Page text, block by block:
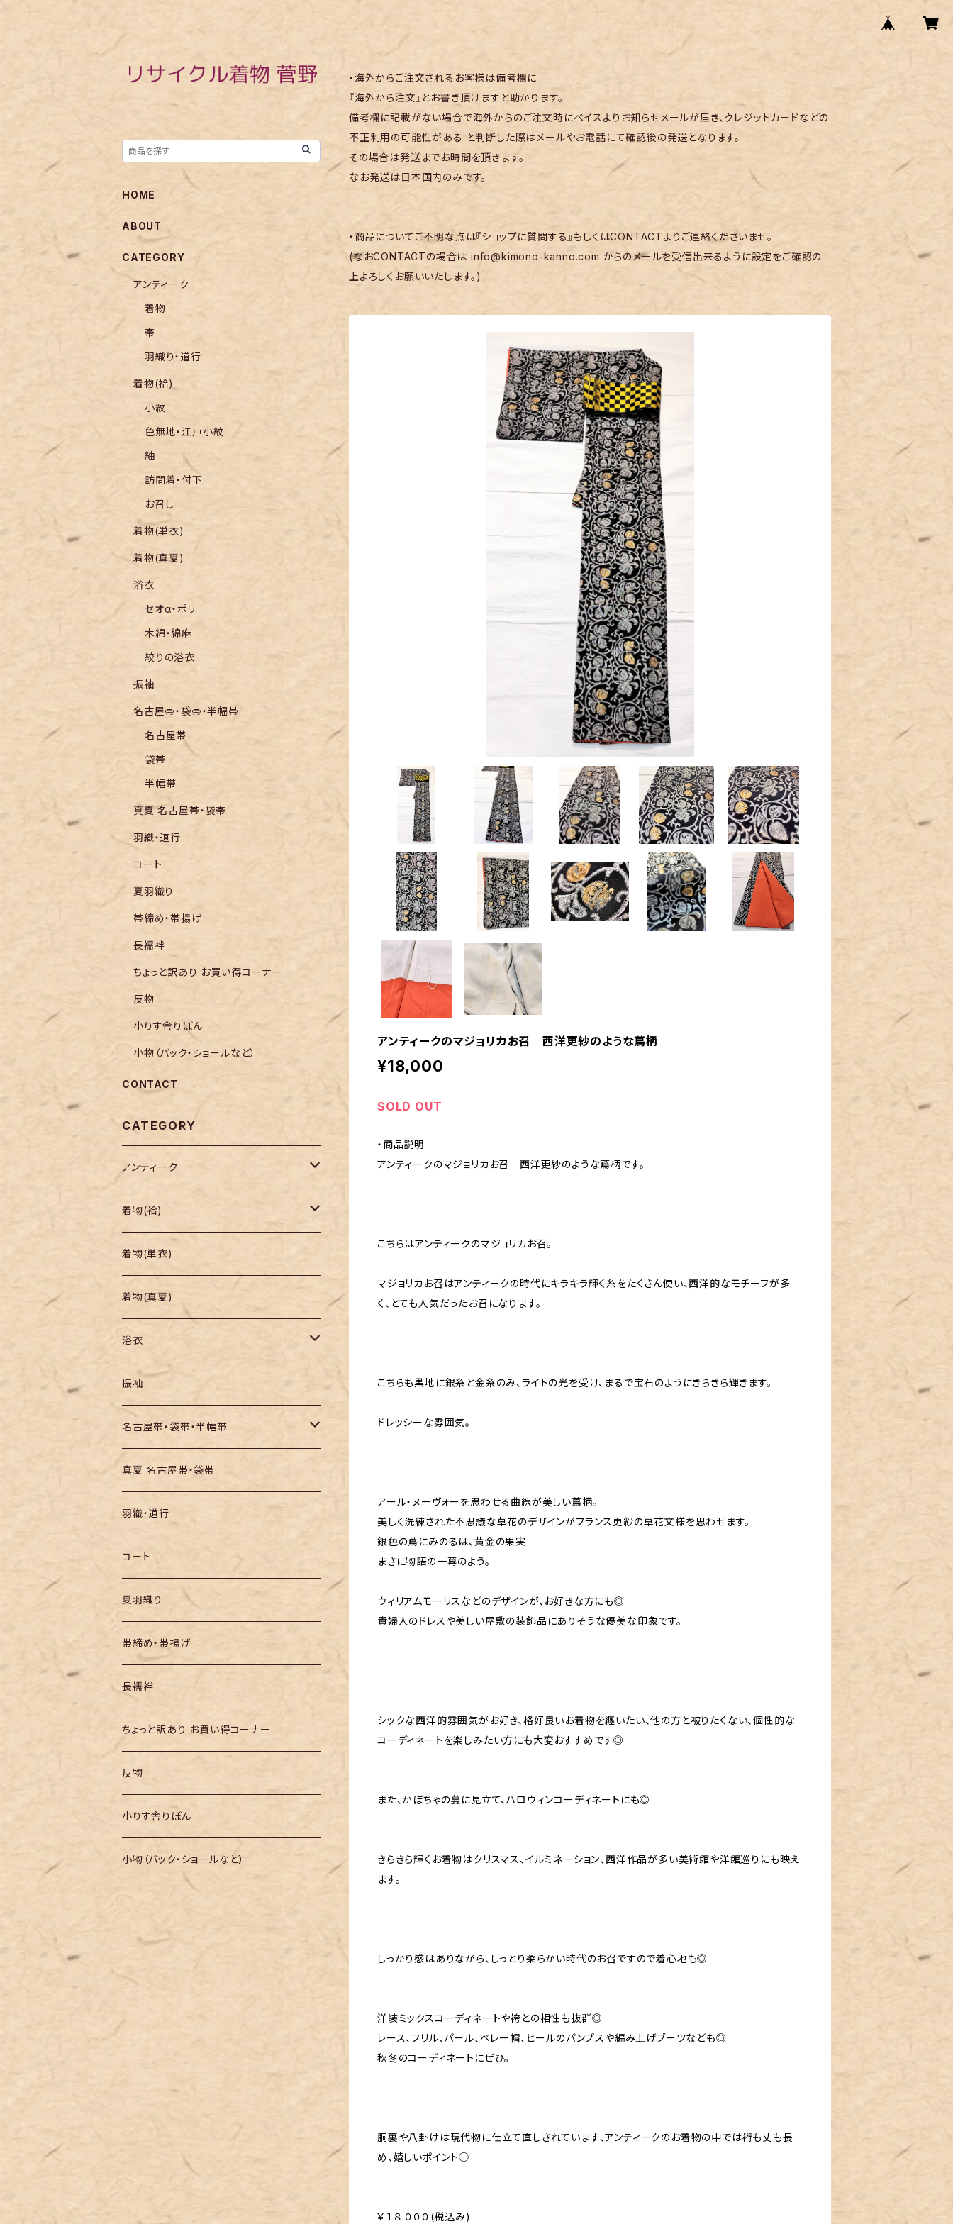
・海外からご注文されるお客様は備考欄に
『海外から注文』とお書き頂けますと助かります。
備考欄に記載がない場合で海外からのご注文時にベイスよりお知らせメールが届き、クレジットカードなどの
不正利用の可能性がある と判断した際はメールやお電話にて確認後の発送となります。
その場合は発送までお時間を頂きます。
なお発送は日本国内のみです。
・商品についてご不明な点は『ショップに質問する』もしくはCONTACTよりご連絡くださいませ。
(なおCONTACTの場合はinfo@kimono-kanno.com からのメールを受信出来るように設定をご確認の
上よろしくお願いいたします。)
アンティークのマジョリカお召 西洋更紗のような蔦柄
¥18,000
SOLD OUT
・商品説明
アンティークのマジョリカお召 西洋更紗のような蔦柄です。
こちらはアンティークのマジョリカお召。
マジョリカお召はアンティークの時代にキラキラ輝く糸をたくさん使い、西洋的なモチーフが多
く、とても人気だったお召になります。
こちらも黒地に銀糸と金糸のみ、ライトの光を受け、まるで宝石のようにきらきら輝きます。
ドレッシーな雰囲気。
アール・ヌーヴォーを思わせる曲線が美しい蔦柄。
美しく洗練された不思議な草花のデザインがフランス更紗の草花文様を思わせます。
銀色の蔦にみのるは、黄金の果実
まさに物語の一幕のよう。
ウィリアムモーリスなどのデザインが、お好きな方にも◎
貴婦人のドレスや美しい屋敷の装飾品にありそうな優美な印象です。
シックな西洋的雰囲気がお好き、格好良いお着物を纏いたい、他の方と被りたくない、個性的な
コーディネートを楽しみたい方にも大変おすすめです◎
また、かぼちゃの蔓に見立て、ハロウィンコーディネートにも◎
きらきら輝くお着物はクリスマス、イルミネーション、西洋作品が多い美術館や洋館巡りにも映え
ます。
しっかり感はありながら、しっとり柔らかい時代のお召ですので着心地も◎
洋装ミックスコーディネートや袴との相性も抜群◎
レース、フリル、パール、ベレー帽、ヒールのパンプスや編み上げブーツなども◎
秋冬のコーディネートにぜひ。
胴裏や八卦けは現代物に仕立て直しされています、アンティークのお着物の中では裄も丈も長
め、嬉しいポイント◯
￥１８.０００(税込み)
HOME
ABOUT
CATEGORY
アンティーク
着物
帯
羽織り・道行
着物(袷)
小紋
色無地・江戸小紋
紬
訪問着・付下
お召し
着物(単衣)
着物(真夏)
浴衣
セオα・ポリ
木綿・綿麻
絞りの浴衣
振袖
名古屋帯・袋帯・半幅帯
名古屋帯
袋帯
半幅帯
真夏 名古屋帯・袋帯
羽織・道行
コート
夏羽織り
帯締め・帯揚げ
長襦袢
ちょっと訳あり お買い得コーナー
反物
小りす舎りぼん
小物（バック・ショールなど）
CONTACT
CATEGORY
アンティーク
着物
帯
羽織り・道行
着物(袷)
小紋
色無地・江戸小紋
紬
訪問着・付下
お召し
着物(単衣)
着物(真夏)
浴衣
セオα・ポリ
木綿・綿麻
絞りの浴衣
振袖
名古屋帯・袋帯・半幅帯
名古屋帯
袋帯
半幅帯
真夏 名古屋帯・袋帯
羽織・道行
コート
夏羽織り
帯締め・帯揚げ
長襦袢
ちょっと訳あり お買い得コーナー
反物
小りす舎りぼん
小物（バック・ショールなど）